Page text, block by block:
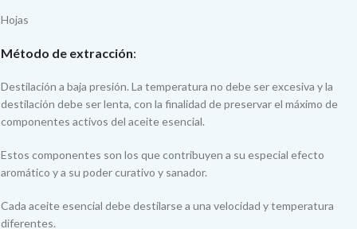
Hojas
Método de extracción:
Destilación a baja presión. La temperatura no debe ser excesiva y la
destilación debe ser lenta, con la finalidad de preservar el máximo de
componentes activos del aceite esencial.
Estos componentes son los que contribuyen a su especial efecto
aromático y a su poder curativo y sanador.
Cada aceite esencial debe destilarse a una velocidad y temperatura
diferentes.